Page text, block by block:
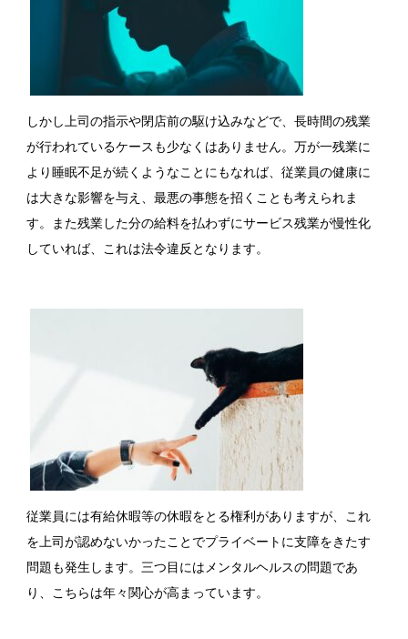
しかし上司の指示や閉店前の駆け込みなどで、長時間の残業
が行われているケースも少なくはありません。万が一残業に
より睡眠不足が続くようなことにもなれば、従業員の健康に
は大きな影響を与え、最悪の事態を招くことも考えられま
す。また残業した分の給料を払わずにサービス残業が慢性化
していれば、これは法令違反となります。
従業員には有給休暇等の休暇をとる権利がありますが、これ
を上司が認めないかったことでプライベートに支障をきたす
問題も発生します。三つ目にはメンタルヘルスの問題であ
り、こちらは年々関心が高まっています。